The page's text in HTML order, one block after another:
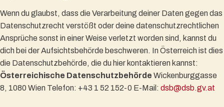
Wenn du glaubst, dass die Verarbeitung deiner Daten gegen das
Datenschutzrecht verstößt oder deine datenschutzrechtlichen
Ansprüche sonst in einer Weise verletzt worden sind, kannst du
dich bei der Aufsichtsbehörde beschweren. In Österreich ist dies
die Datenschutzbehörde, die du hier kontaktieren kannst:
Österreichische Datenschutzbehörde Wickenburggasse
8, 1080 Wien Telefon: +43 1 52 152-0 E-Mail: dsb@dsb.gv.at